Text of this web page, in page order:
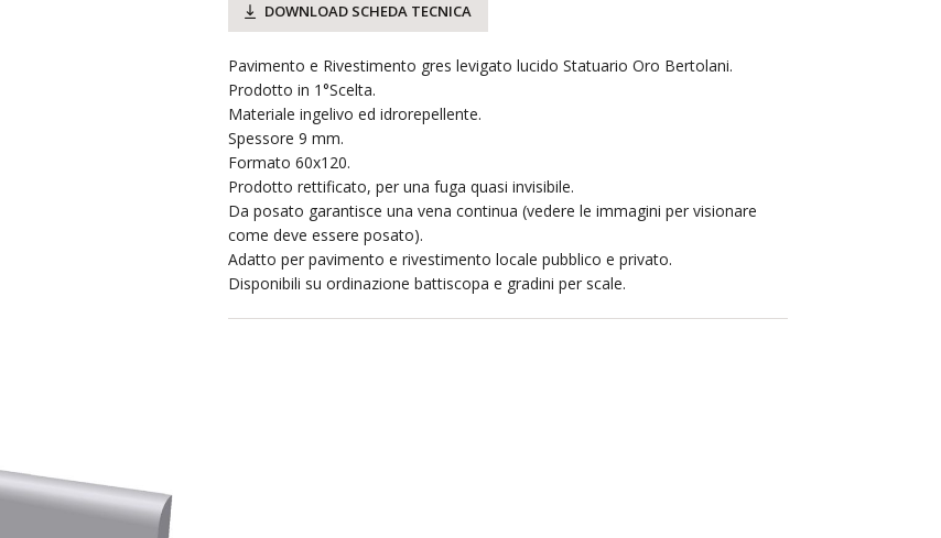
DOWNLOAD SCHEDA TECNICA
Pavimento e Rivestimento gres levigato lucido Statuario Oro Bertolani.
Prodotto in 1°Scelta.
Materiale ingelivo ed idrorepellente.
Spessore 9 mm.
Formato 60x120.
Prodotto rettificato, per una fuga quasi invisibile.
Da posato garantisce una vena continua (vedere le immagini per visionare
come deve essere posato).
Adatto per pavimento e rivestimento locale pubblico e privato.
Disponibili su ordinazione battiscopa e gradini per scale.